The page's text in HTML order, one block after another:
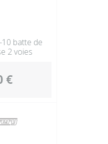
10 batte de
2 voies
€